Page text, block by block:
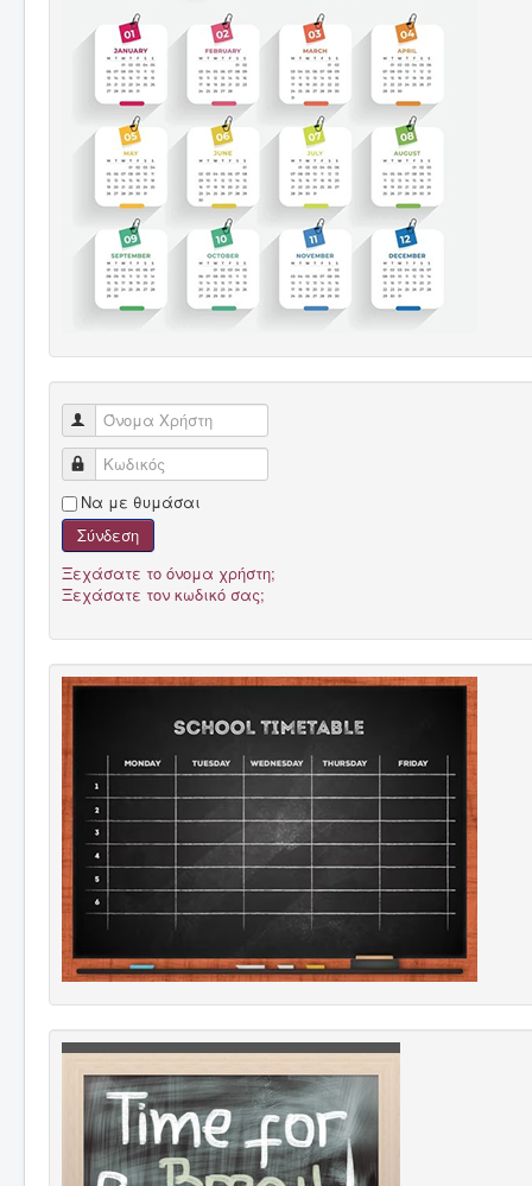
Όνομα Χρήστη
Κωδικός
Να με θυμάσαι
Σύνδεση
Ξεχάσατε το όνομα χρήστη;
Ξεχάσατε τον κωδικό σας;